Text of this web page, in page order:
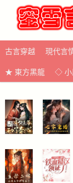
古言穿越 現代言
★ 東方黑龍 ◇ 小